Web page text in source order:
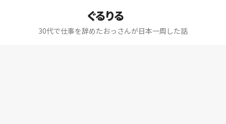
ぐるりる
30代で仕事を辞めたおっさんが日本一周した話